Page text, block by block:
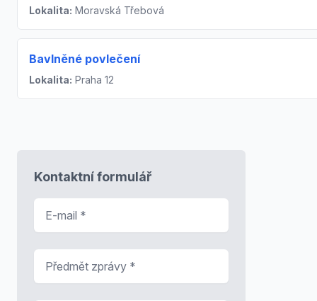
Lokalita: Moravská Třebová
Bavlněné povlečení
Lokalita: Praha 12
Kontaktní formulář